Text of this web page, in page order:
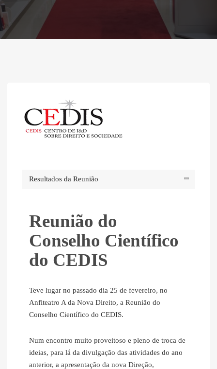
Resultados da Reunião
Reunião do
Conselho Científico
do CEDIS
Teve lugar no passado dia 25 de fevereiro, no
Anfiteatro A da Nova Direito, a Reunião do
Conselho Científico do CEDIS.
Num encontro muito proveitoso e pleno de troca de
ideias, para lá da divulgação das atividades do ano
anterior, a apresentação da nova Direção,